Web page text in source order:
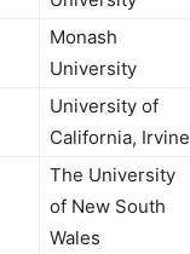
Monash
University
University of
California, Irvine
The University
of New South
Wales